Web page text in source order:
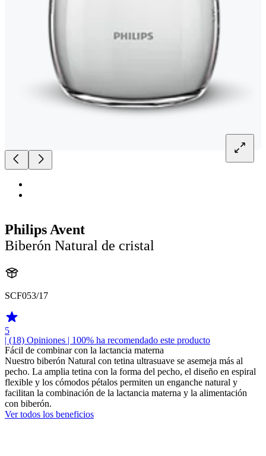
Philips Avent
Biberón Natural de cristal
SCF053/17
5
| (18) Opiniones | 100% ha recomendado este producto
Fácil de combinar con la lactancia materna
Nuestro biberón Natural con tetina ultrasuave se asemeja más al
pecho. La amplia tetina con la forma del pecho, el diseño en espiral
flexible y los cómodos pétalos permiten un enganche natural y
facilitan la combinación de la lactancia materna y la alimentación
con biberón.
Ver todos los beneficios